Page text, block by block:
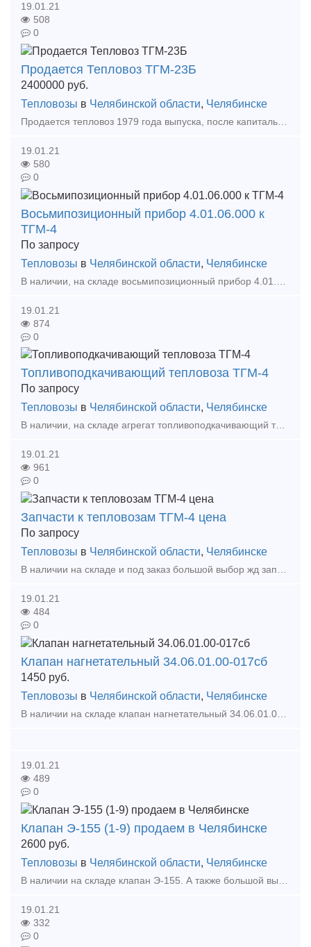
19.01.21
508
0
Продается Тепловоз ТГМ-23Б
2400000 руб.
Тепловозы в Челябинской области, Челябинске
19.01.21
580
0
Восьмипозиционный прибор 4.01.06.000 к
ТГМ-4
По запросу
Тепловозы в Челябинской области, Челябинске
19.01.21
874
0
Топливоподкачивающий тепловоза ТГМ-4
По запросу
Тепловозы в Челябинской области, Челябинске
В наличии, на складе агрегат топливоподкачивающий тепловоза ТГМ-4. А также большой выбор жд запчастей в наличии и под заказ. Тип предложения: предлагаю продукцию, услугу
19.01.21
961
0
Запчасти к тепловозам ТГМ-4 цена
По запросу
Тепловозы в Челябинской области, Челябинске
В наличии на складе и под заказ большой выбор жд запчастей: - ТНВД после кап ремонта 2 шт. - РЧО после кап. ремонта - турбокомпрессор ТК-18Н-17 - маслоохладитель - коллектор вых
19.01.21
484
0
Клапан нагнетательный 34.06.01.00-017сб
1450 руб.
Тепловозы в Челябинской области, Челябинске
19.01.21
489
0
Клапан Э-155 (1-9) продаем в Челябинске
2600 руб.
Тепловозы в Челябинской области, Челябинске
19.01.21
332
0